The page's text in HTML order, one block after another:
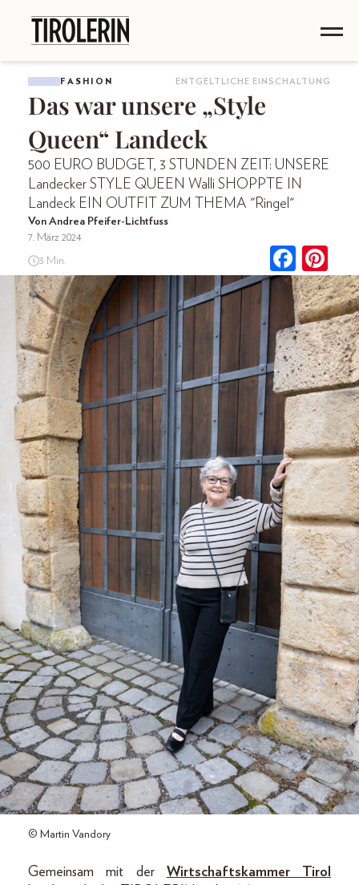
FASHION ENTGELTLICHE EINSCHALTUNG
Das war unsere „Style
Queen“ Landeck
500 EURO BUDGET, 3 STUNDEN ZEIT: UNSERE
Landecker STYLE QUEEN Walli SHOPPTE IN
Landeck EIN OUTFIT ZUM THEMA "Ringel"
Von Andrea Pfeifer-Lichtfuss
7. März 2024
3 Min.
© Martin Vandory
Gemeinsam mit der Wirtschaftskammer Tirol